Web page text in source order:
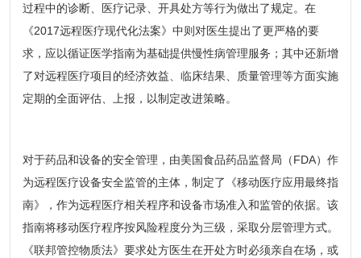
过程中的诊断、医疗记录、开具处方等行为做出了规定。在
《2017远程医疗现代化法案》中则对医生提出了更严格的要
求，应以循证医学指南为基础提供慢性病管理服务；其中还新增
了对远程医疗项目的经济效益、临床结果、质量管理等方面实施
定期的全面评估、上报，以制定改进策略。
对于药品和设备的安全管理，由美国食品药品监督局（FDA）作
为远程医疗设备安全监管的主体，制定了《移动医疗应用最终指
南》，作为远程医疗相关程序和设备市场准入和监管的依据。该
指南将移动医疗程序按风险程度分为三级，采取分层管理方式。
《联邦管控物质法》要求处方医生在开处方时必须亲自在场，或